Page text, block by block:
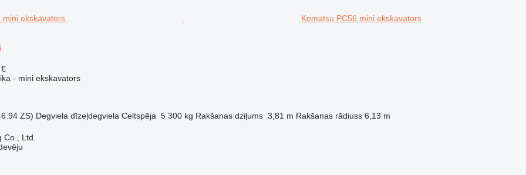
Komatsu PC56 mini ekskavators
- mini ekskavators
ZS) Degviela dīzeļdegviela Celtspēja 5 300 kg Rakšanas dziļums 3,81 m Rakšanas rādiuss 6,13 m
Ltd.